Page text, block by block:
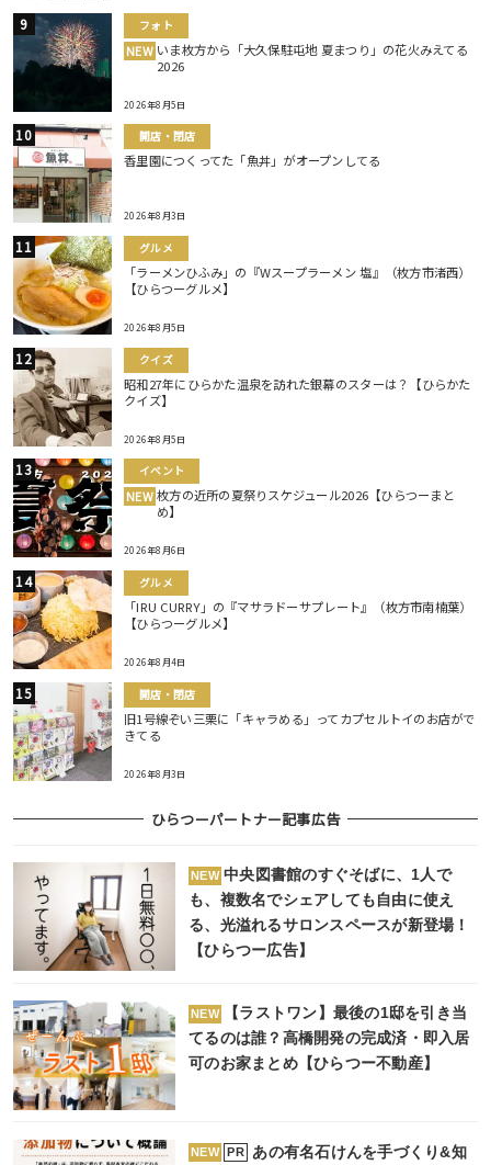
フォト
NEW いま枚方から「大久保駐屯地 夏まつり」の花火みえてる
2026
2026年8月5日
開店・閉店
香里園につくってた「魚丼」がオープンしてる
2026年8月3日
グルメ
「ラーメンひふみ」の『Wスープラーメン 塩』（枚方市渚西）
【ひらつーグルメ】
2026年8月5日
クイズ
昭和27年にひらかた温泉を訪れた銀幕のスターは？【ひらかた
クイズ】
2026年8月5日
イベント
NEW 枚方の近所の夏祭りスケジュール2026【ひらつーまと
め】
2026年8月6日
グルメ
「IRU CURRY」の『マサラドーサプレート』（枚方市南楠葉）
【ひらつーグルメ】
2026年8月4日
開店・閉店
旧1号線ぞい三栗に「キャラめる」ってカプセルトイのお店がで
きてる
2026年8月3日
ひらつーパートナー記事広告
NEW 中央図書館のすぐそばに、1人で
も、複数名でシェアしても自由に使え
る、光溢れるサロンスペースが新登場！
【ひらつー広告】
NEW
【ラストワン】最後の1邸を引き当
てるのは誰？高橋開発の完成済・即入居
可のお家まとめ【ひらつー不動産】
NEW PR あの有名石けんを手づくり&知